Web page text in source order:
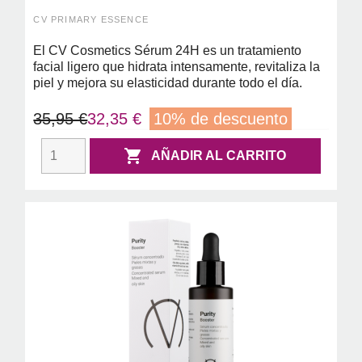
CV PRIMARY ESSENCE
El CV Cosmetics Sérum 24H es un tratamiento
facial ligero que hidrata intensamente, revitaliza la
piel y mejora su elasticidad durante todo el día.
35,95 €32,35 € 10% de descuento
 AÑADIR AL CARRITO